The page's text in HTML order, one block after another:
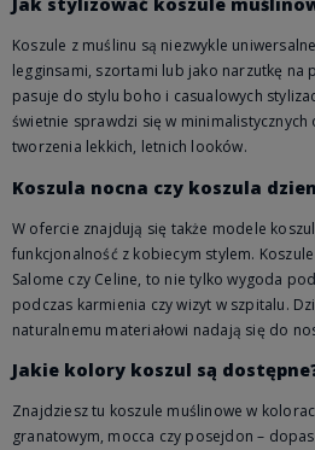
Koszule z muślinu są niezwykle
legginsami, szortami lub jako narzutkę na
pasuje do stylu boho i casualowych
świetnie sprawdzi się w
tworzenia lekkich, letnich looków.
Koszula nocna czy koszula
W ofercie znajdują się także modele
funkcjonalność z kobiecym stylem.
Salome czy Celine, to nie tylko wygoda
podczas karmienia czy wizyt w szpitalu.
naturalnemu materiałowi nadają się do
Jakie kolory koszul są
Znajdziesz tu koszule muślinowe w
granatowym, mocca czy posejdon –